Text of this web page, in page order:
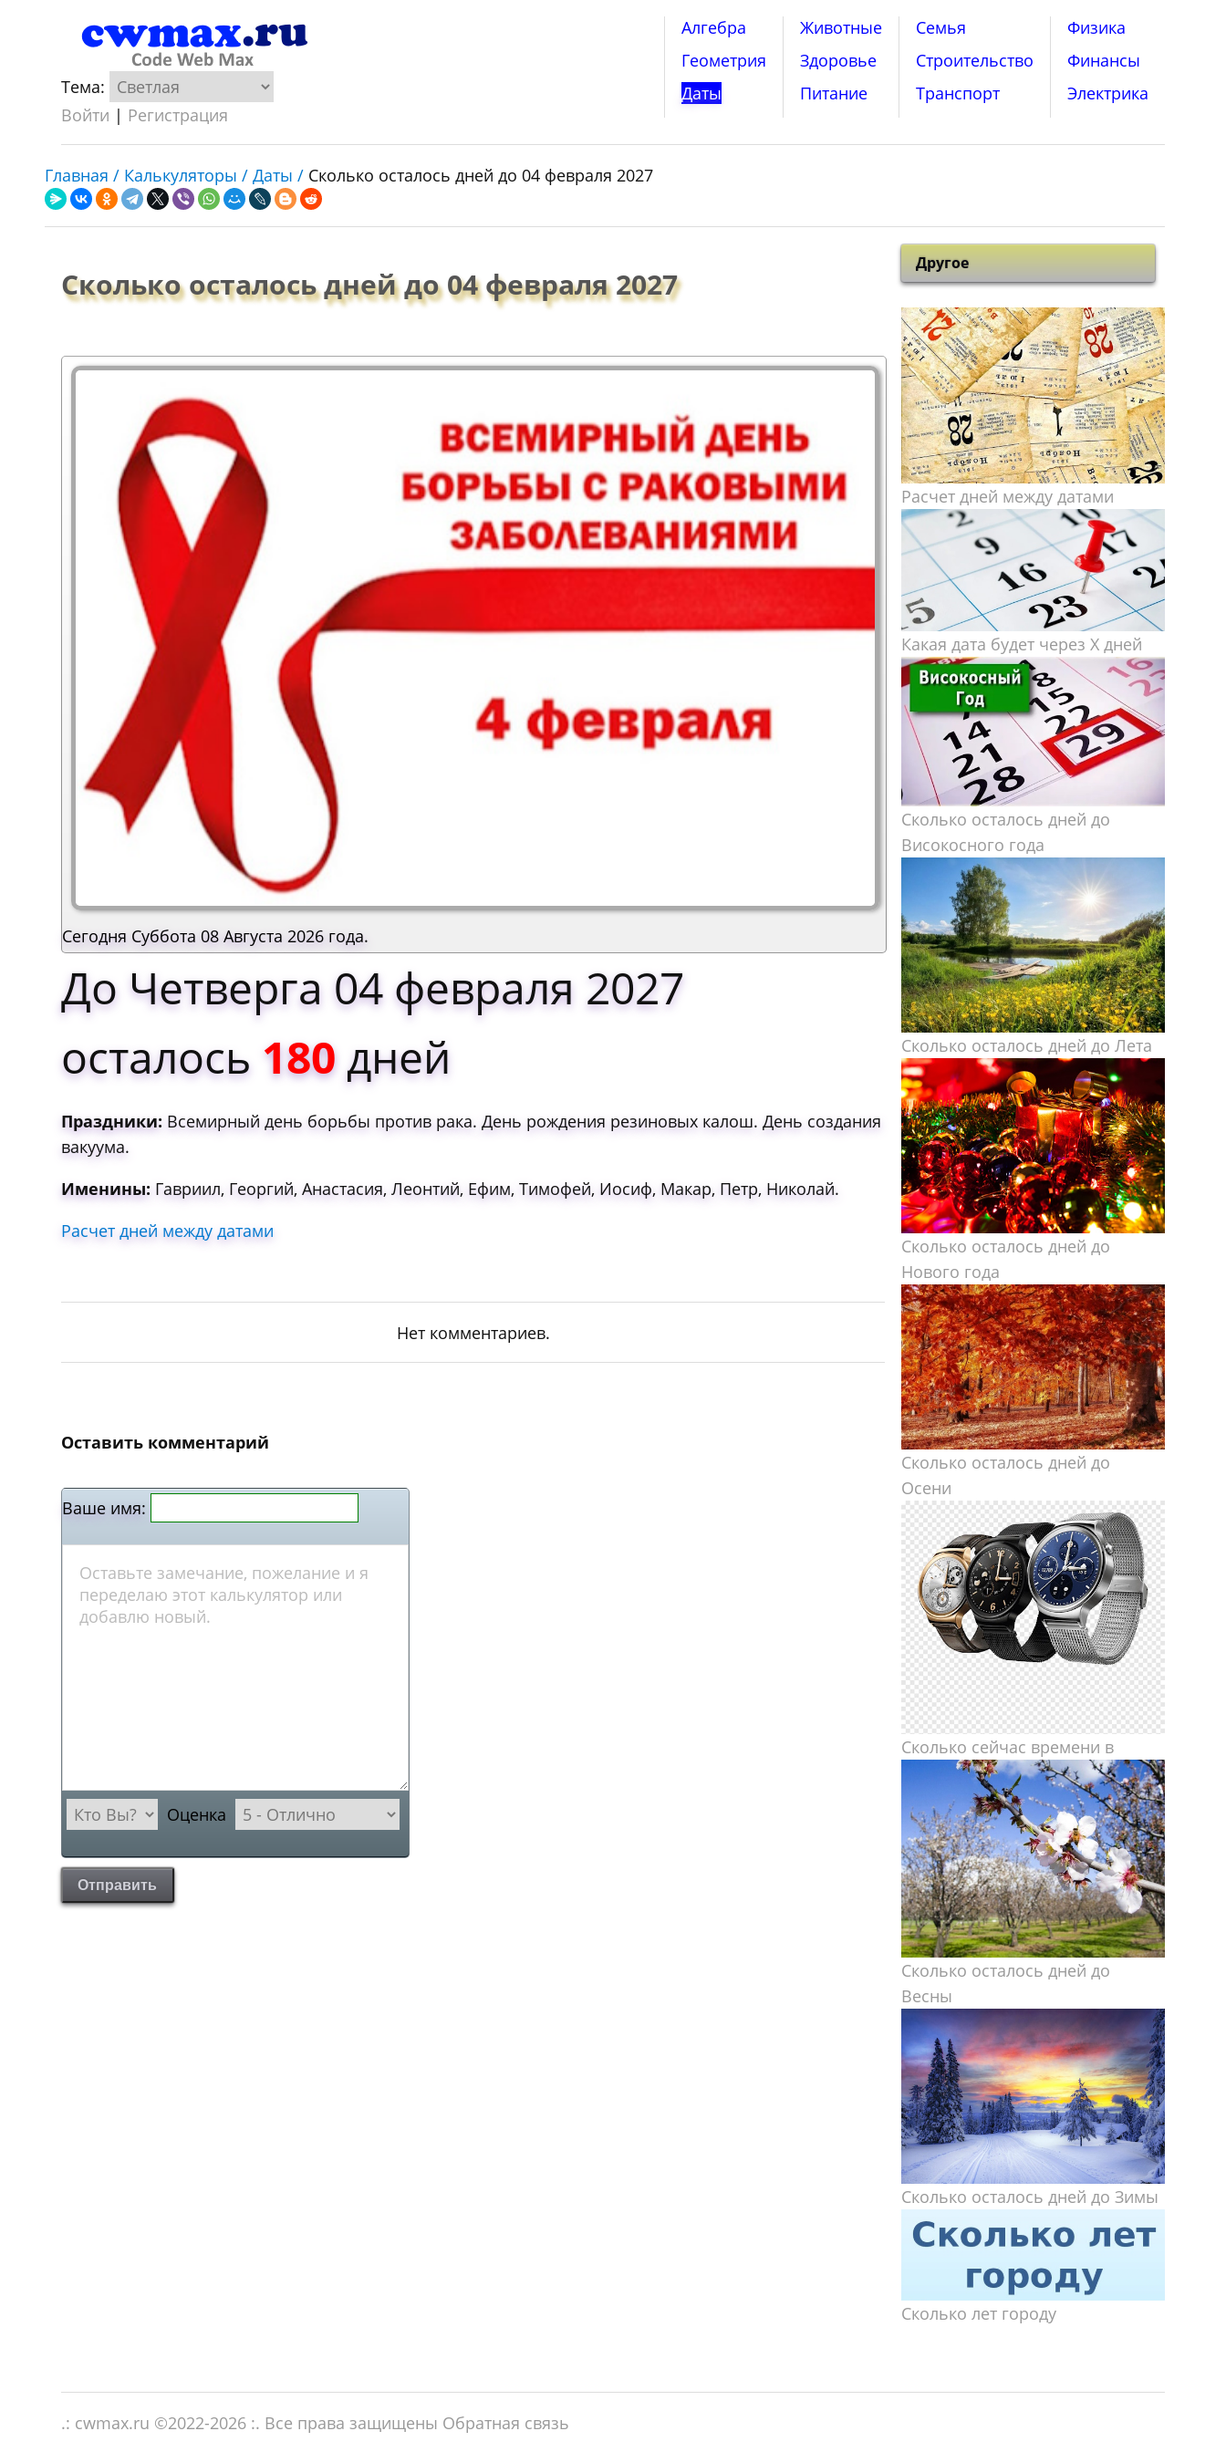
Тема:
Войти | Регистрация
Алгебра
Геометрия
Даты
Животные
Здоровье
Питание
Семья
Строительство
Транспорт
Физика
Финансы
Электрика
Главная / Калькуляторы /Даты / Сколько осталось дней до 04 февраля 2027
Сколько осталось дней до 04 февраля 2027
Сегодня Суббота 08 Августа 2026 года.
До Четверга 04 февраля 2027
осталось 180дней
Праздники: Всемирный день борьбы против рака. День рождения резиновых калош. День создания
вакуума.
Именины: Гавриил, Георгий, Анастасия, Леонтий, Ефим, Тимофей, Иосиф, Макар, Петр, Николай.
Расчет дней между датами
Нет комментариев.
Оставить комментарий
Ваше имя:
Оценка
Отправить
Другое
Расчет дней между датами
Какая дата будет через X дней
Сколько осталось дней до
Високосного года
Сколько осталось дней до Лета
Сколько осталось дней до
Нового года
Сколько осталось дней до
Осени
Сколько сейчас времени в
Сколько осталось дней до
Весны
Сколько осталось дней до Зимы
Сколько лет городу
.: cwmax.ru ©2022-2026 :. Все права защищены Обратная связь